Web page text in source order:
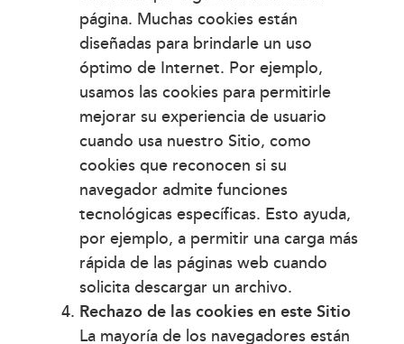
página. Muchas cookies están
diseñadas para brindarle un uso
óptimo de Internet. Por ejemplo,
usamos las cookies para permitirle
mejorar su experiencia de usuario
cuando usa nuestro Sitio, como
cookies que reconocen si su
navegador admite funciones
tecnológicas específicas. Esto ayuda,
por ejemplo, a permitir una carga más
rápida de las páginas web cuando
solicita descargar un archivo.
Rechazo de las cookies en este Sitio
La mayoría de los navegadores están